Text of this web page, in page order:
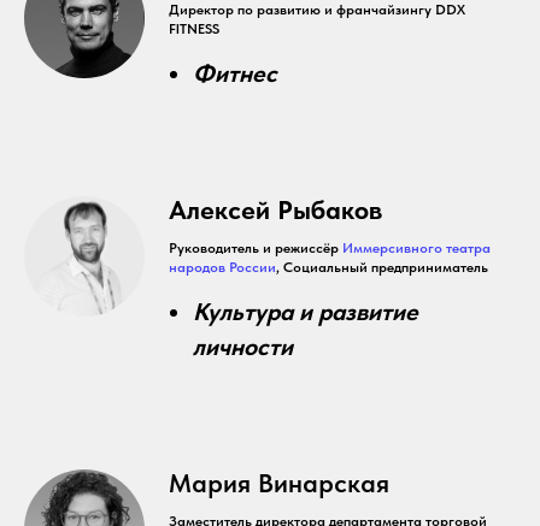
Директор по развитию и франчайзингу DDX
FITNESS
Фитнес
Алексей Рыбаков
Руководитель и режиссёр Иммерсивного театра
народов России, Социальный предприниматель
Культура и развитие
личности
Мария Винарская
Заместитель директора департамента торговой